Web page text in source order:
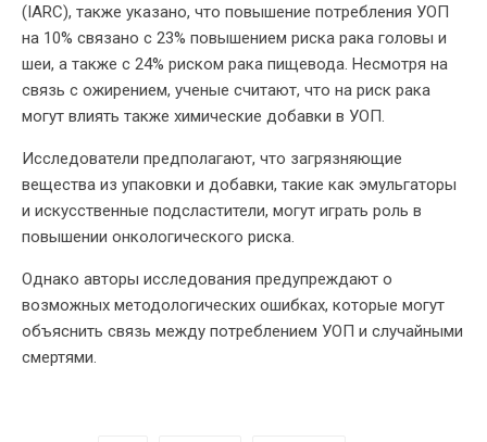
(IARC), также указано, что повышение потребления УОП
на 10% связано с 23% повышением риска рака головы и
шеи, а также с 24% риском рака пищевода. Несмотря на
связь с ожирением, ученые считают, что на риск рака
могут влиять также химические добавки в УОП.
Исследователи предполагают, что загрязняющие
вещества из упаковки и добавки, такие как эмульгаторы
и искусственные подсластители, могут играть роль в
повышении онкологического риска.
Однако авторы исследования предупреждают о
возможных методологических ошибках, которые могут
объяснить связь между потреблением УОП и случайными
смертями.